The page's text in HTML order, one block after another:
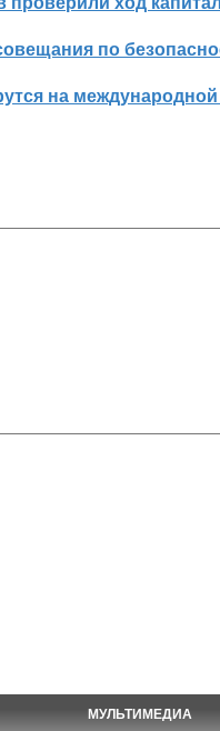
по
на
МУЛЬТИМЕДИА